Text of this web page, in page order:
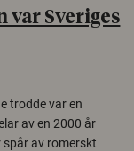
var Sveriges
trodde var en
av en 2000 år
av romerskt